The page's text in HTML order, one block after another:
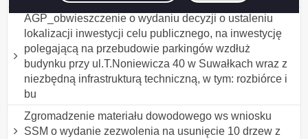
AGP_obwieszczenie o wydaniu decyzji o ustaleniu
lokalizacji inwestycji celu publicznego, na inwestycję
polegającą na przebudowie parkingów wzdłuż
budynku przy ul.T.Noniewicza 40 w Suwałkach wraz z
niezbędną infrastrukturą techniczną, w tym: rozbiórce i
bu
Zgromadzenie materiału dowodowego ws wniosku
SSM o wydanie zezwolenia na usunięcie 10 drzew z